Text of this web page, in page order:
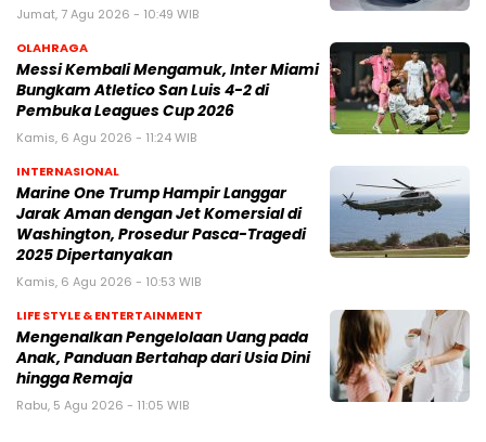
Jumat, 7 Agu 2026 - 10:49 WIB
OLAHRAGA
Messi Kembali Mengamuk, Inter Miami
Bungkam Atletico San Luis 4-2 di
Pembuka Leagues Cup 2026
Kamis, 6 Agu 2026 - 11:24 WIB
INTERNASIONAL
Marine One Trump Hampir Langgar
Jarak Aman dengan Jet Komersial di
Washington, Prosedur Pasca-Tragedi
2025 Dipertanyakan
Kamis, 6 Agu 2026 - 10:53 WIB
LIFE STYLE & ENTERTAINMENT
Mengenalkan Pengelolaan Uang pada
Anak, Panduan Bertahap dari Usia Dini
hingga Remaja
Rabu, 5 Agu 2026 - 11:05 WIB